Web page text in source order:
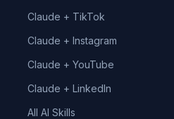
Claude + TikTok
Claude + Instagram
Claude + YouTube
Claude + LinkedIn
All AI Skills